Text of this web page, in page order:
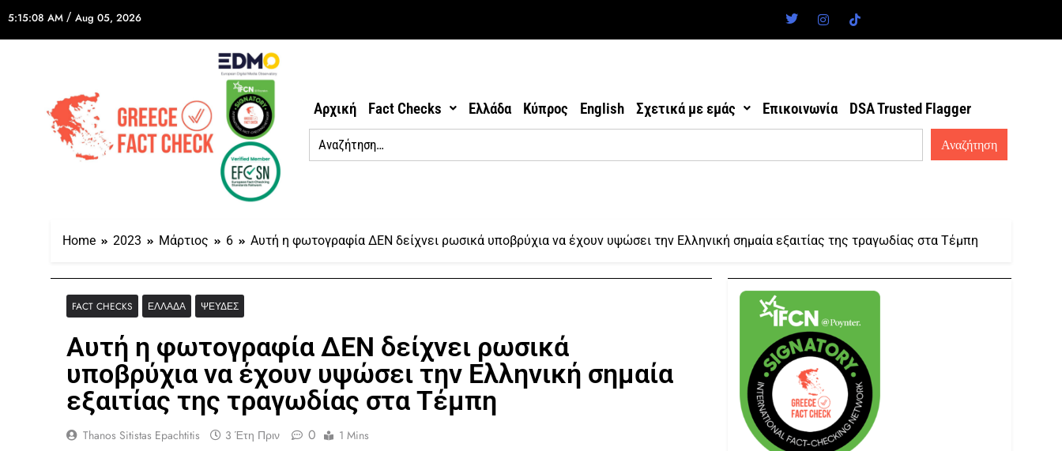
5:15:08 AM / Aug 05, 2026
Αρχική Fact Checks Ελλάδα Κύπρος English Σχετικά με εμάς Επικοινωνία DSA Trusted Flagger
Home 2023 Μάρτιος 6 Αυτή η φωτογραφία ΔΕΝ δείχνει ρωσικά υποβρύχια να έχουν υψώσει την Ελληνική σημαία εξαιτίας της τραγωδίας στα Τέμπη
FACT CHECKS ΕΛΛΆΔΑ ΨΕΥΔΈΣ
Αυτή η φωτογραφία ΔΕΝ δείχνει ρωσικά
υποβρύχια να έχουν υψώσει την Ελληνική σημαία
εξαιτίας της τραγωδίας στα Τέμπη
Thanos Sitistas Epachtitis 3 Έτη Πριν 0 1 Mins